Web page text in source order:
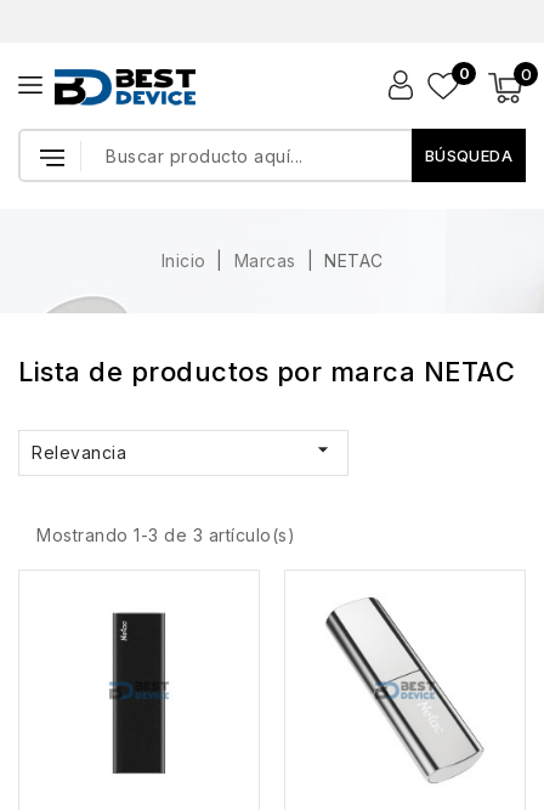
0
0
BÚSQUEDA
Inicio Marcas NETAC
Lista de productos por marca NETAC
Relevancia 
Mostrando 1-3 de 3 artículo(s)